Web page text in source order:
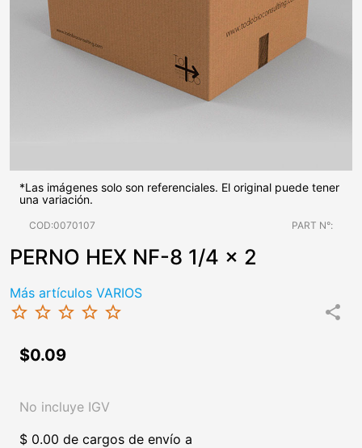
*Las imágenes solo son referenciales. El original puede tener
una variación.
COD:0070107 PART N°:
PERNO HEX NF-8 1/4 x 2
Más artículos VARIOS
star_border star_border star_border star_border star_border share
$0.09
No incluye IGV
$ 0.00 de cargos de envío a